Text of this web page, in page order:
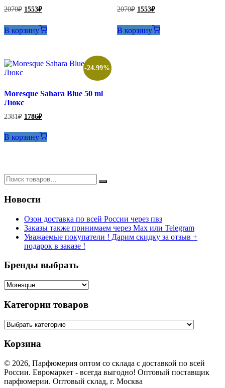
2070₽ Первоначальная
2070₽.
1553₽Текущая
1553₽.
В корзину
2070₽ Первоначальная
2070₽.
1553₽Текущая
1553₽.
В корзину
-24.99%
Moresque Sahara Blue 50 ml
Люкс
2381₽ Первоначальная
цена
составляла
2381₽.
1786₽Текущая
цена:
1786₽.
В корзину
Новости
Озон доставка по всей России через пвз
Заказы также принимаем через Max или Telegram
Уважаемые покупатели ! Дарим скидку за отзыв +
подарок в заказе !
Бренды выбрать
Категории товаров
Корзина
© 2026, Парфюмерия оптом со склада с доставкой по всей
России. Евромаркет - всегда выгодно! Оптовый поставщик
парфюмерии. Оптовый склад, г. Москва